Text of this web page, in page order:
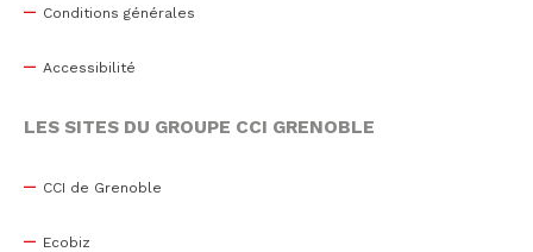
Conditions générales
Accessibilité
LES SITES DU GROUPE CCI GRENOBLE
CCI de Grenoble
Ecobiz